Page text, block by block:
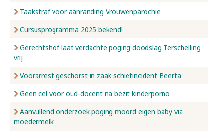
Taakstraf voor aanranding Vrouwenparochie
Cursusprogramma 2025 bekend!
Gerechtshof laat verdachte poging doodslag Terschelling
vrij
Voorarrest geschorst in zaak schietincident Beerta
Geen cel voor oud-docent na bezit kinderporno
Aanvullend onderzoek poging moord eigen baby via
moedermelk